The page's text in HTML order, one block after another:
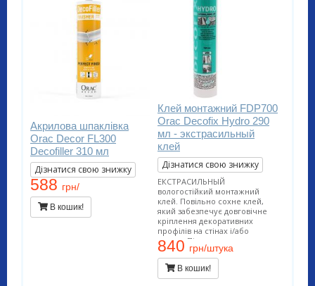
Акрилова шпаклівка
Orac Decor FL300
Decofiller 310 мл
Дізнатися свою знижку
588 грн/
В кошик!
Клей монтажний FDP700
Orac Decofix Hydro 290
мл - экстрасильный
клей
Дізнатися свою знижку
ЕКСТРАСИЛЬНЫЙ
вологостійкий монтажний
клей. Повільно сохне клей,
який забезпечує довговічне
кріплення декоративних
профілів на стінах і/або
стелях. Підходить для
проведення внутрішніх робіт і
застосування на пористих
поверхнях. Застосовується у
вологих приміщеннях (ванних.
840 грн/штука
В кошик!